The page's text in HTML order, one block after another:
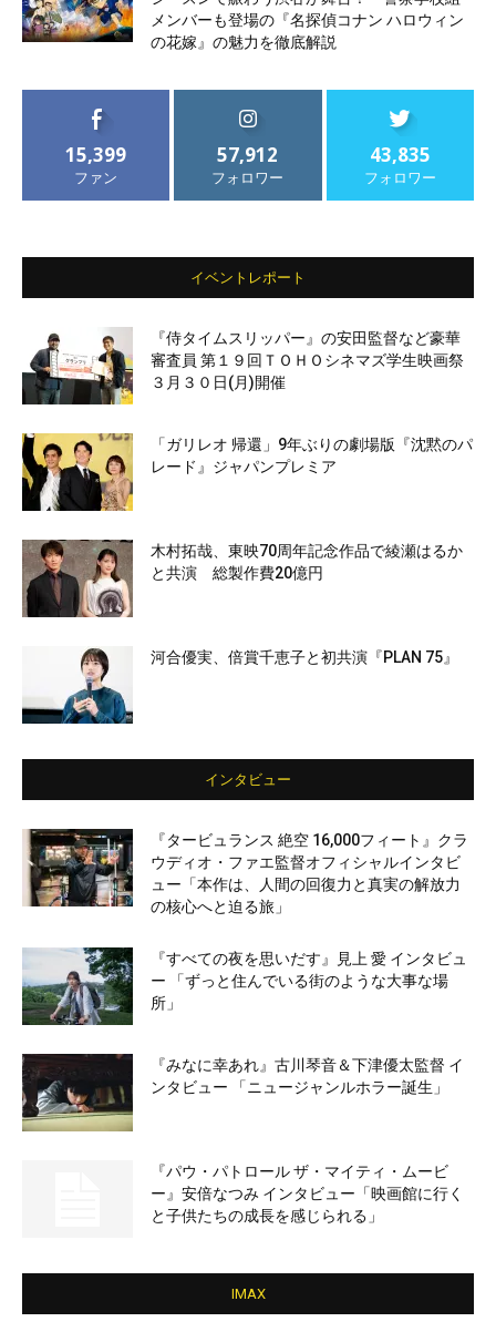
メンバーも登場の『名探偵コナン ハロウィン
の花嫁』の魅力を徹底解説
15,399
ファン
57,912
フォロワー
43,835
フォロワー
イベントレポート
『侍タイムスリッパー』の安田監督など豪華
審査員 第１９回ＴＯＨＯシネマズ学生映画祭
３月３０日(月)開催
「ガリレオ 帰還」9年ぶりの劇場版『沈黙のパ
レード』ジャパンプレミア
木村拓哉、東映70周年記念作品で綾瀬はるか
と共演 総製作費20億円
河合優実、倍賞千恵子と初共演『PLAN 75』
インタビュー
『タービュランス 絶空 16,000フィート』クラ
ウディオ・ファエ監督オフィシャルインタビ
ュー「本作は、人間の回復力と真実の解放力
の核心へと迫る旅」
『すべての夜を思いだす』見上 愛 インタビュ
ー 「ずっと住んでいる街のような大事な場
所」
『みなに幸あれ』古川琴音＆下津優太監督 イ
ンタビュー 「ニュージャンルホラー誕生」
『パウ・パトロール ザ・マイティ・ムービ
ー』安倍なつみ インタビュー「映画館に行く
と子供たちの成長を感じられる」
IMAX